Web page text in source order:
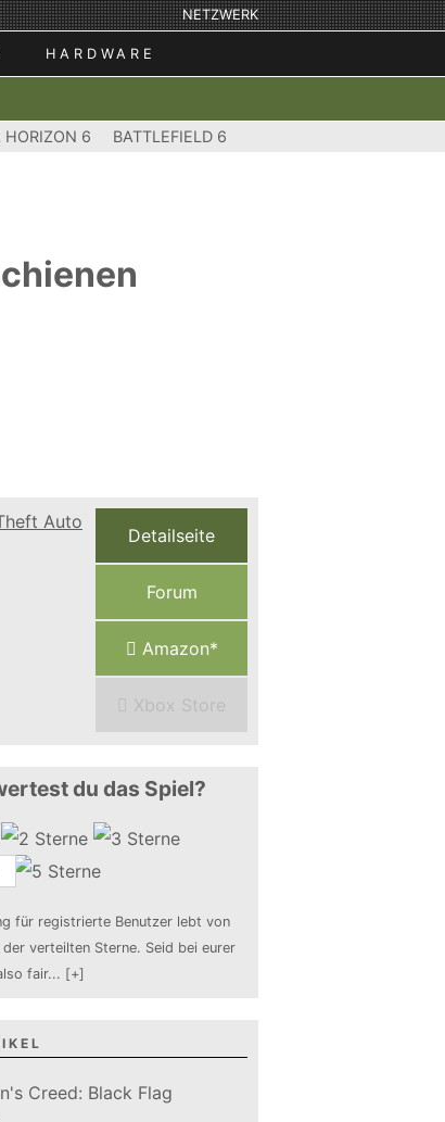
NETZWERK
HARDWARE
HORIZON 6 BATTLEFIELD 6
Detailseite
Forum
Amazon*
Xbox Store
du das Spiel?
für registrierte Benutzer lebt von
verteilten Sterne. Seid bei eurer
fair... [+]